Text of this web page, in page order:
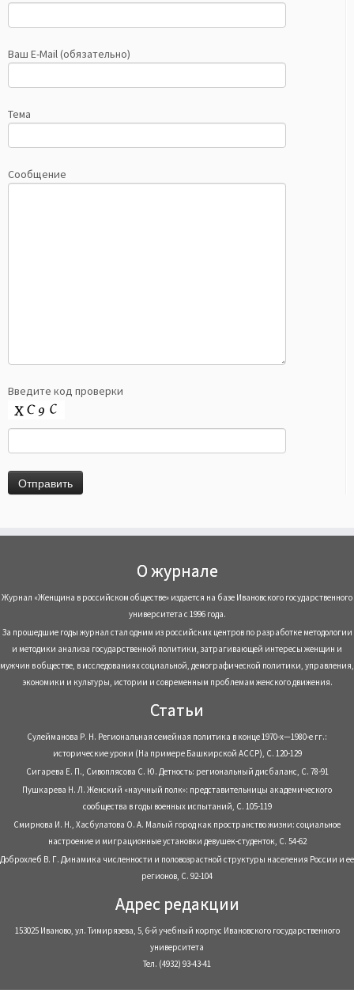
Ваш E-Mail (обязательно)
Тема
Сообщение
Введите код проверки
О журнале
Журнал «Женщина в российском обществе» издается на базе Ивановского государственного
университета с 1996 года.
За прошедшие годы журнал стал одним из российских центров по разработке методологии
и методики анализа государственной политики, затрагивающей интересы женщин и
мужчин в обществе, в исследованиях социальной, демографической политики, управления,
экономики и культуры, истории и современным проблемам женского движения.
Статьи
Сулейманова Р. Н. Региональная семейная политика в конце 1970-х—1980-е гг.:
исторические уроки (На примере Башкирской АССР), С. 120-129
Сигарева Е. П., Сивоплясова С. Ю. Детность: региональный дисбаланс, С. 78-91
Пушкарева Н. Л. Женский «научный полк»: представительницы академического
сообщества в годы военных испытаний, С. 105-119
Смирнова И. Н., Хасбулатова О. А. Малый город как пространство жизни: социальное
настроение и миграционные установки девушек-студенток, С. 54-62
Доброхлеб В. Г. Динамика численности и половозрастной структуры населения России и ее
регионов, С. 92-104
Адрес редакции
153025 Иваново, ул. Тимирязева, 5, 6-й учебный корпус Ивановского государственного
университета
Тел. (4932) 93-43-41